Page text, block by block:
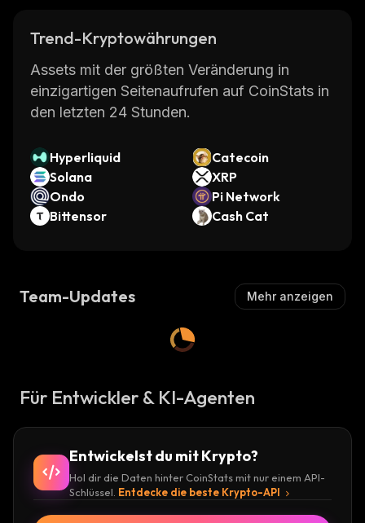
Trend-Kryptowährungen
Assets mit der größten Veränderung in
einzigartigen Seitenaufrufen auf CoinStats in
den letzten 24 Stunden.
Hyperliquid
Catecoin
Solana
XRP
Ondo
Pi Network
Bittensor
Cash Cat
Team-Updates Mehr anzeigen
Für Entwickler & KI-Agenten
Entwickelst du mit Krypto?
Hol dir die Daten hinter CoinStats mit nur einem API-
Schlüssel. Entdecke die beste Krypto-API